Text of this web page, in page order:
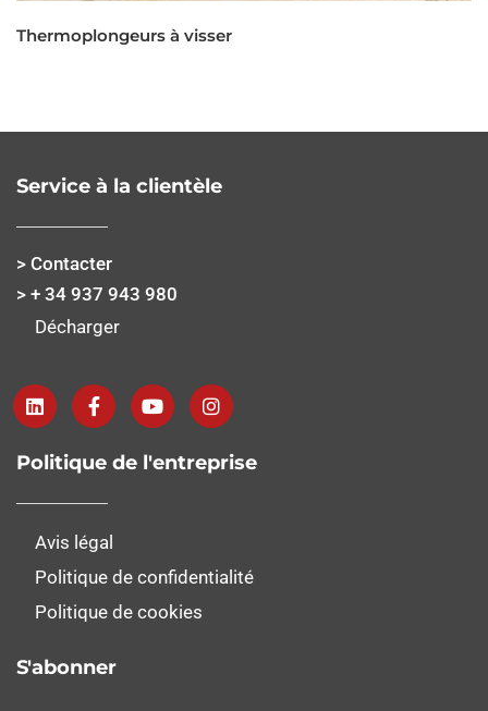
Thermoplongeurs à visser
Service à la clientèle
> Contacter
> + 34 937 943 980
Décharger
Politique de l'entreprise
Avis légal
Politique de confidentialité
Politique de cookies
S'abonner